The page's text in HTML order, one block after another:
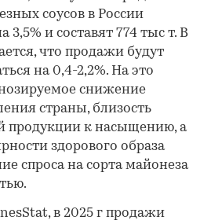
соусов в России
3,5% и составят 774 тыс т. В
что продажи будут
на 0,4-2,2%. На это
снижение
страны, близость
продукции к насыщению, а
здорового образа
спроса на сорта майонеза
в 2025 г продажи